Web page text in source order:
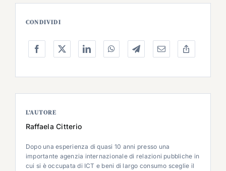
CONDIVIDI
L’AUTORE
Raffaela Citterio
Dopo una esperienza di quasi 10 anni presso una
importante agenzia internazionale di relazioni pubbliche in
cui si è occupata di ICT e beni di largo consumo sceglie il